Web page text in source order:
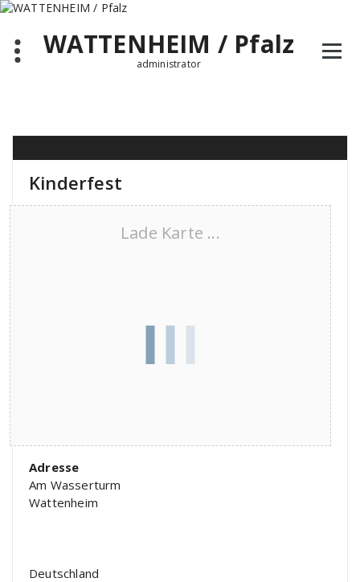
Zum
springenWATTENHEIM / Pfalz
administrator
Kinderfest
Lade Karte ...
Adresse
Am Wasserturm
Wattenheim
Deutschland